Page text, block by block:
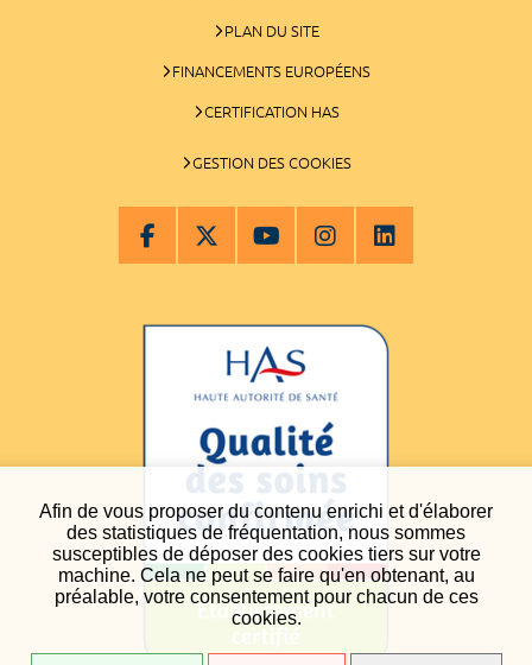
Afin de vous proposer du contenu enrichi et d'élaborer
des statistiques de fréquentation, nous sommes
susceptibles de déposer des cookies tiers sur votre
machine. Cela ne peut se faire qu'en obtenant, au
préalable, votre consentement pour chacun de ces
cookies.
PLAN DU SITE
FINANCEMENTS EUROPÉENS
CERTIFICATION HAS
GESTION DES COOKIES